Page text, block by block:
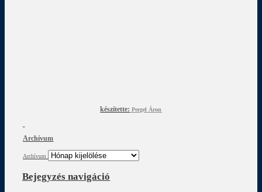
készítette: Pergel Áron
Archívum
Archívum
Bejegyzés navigáció